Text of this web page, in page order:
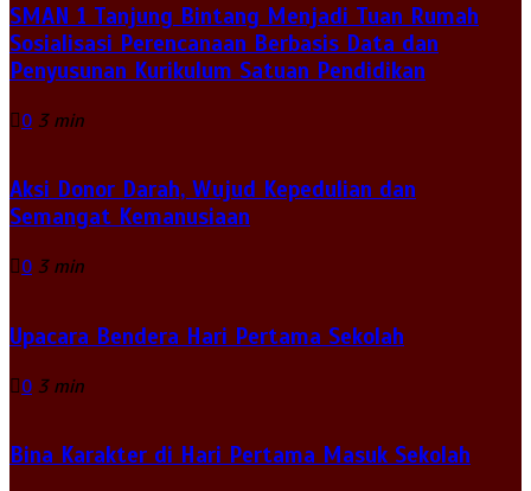
SMAN 1 Tanjung Bintang Menjadi Tuan Rumah
Sosialisasi Perencanaan Berbasis Data dan
Penyusunan Kurikulum Satuan Pendidikan
0 3 min
Aksi Donor Darah, Wujud Kepedulian dan
Semangat Kemanusiaan
0 3 min
Upacara Bendera Hari Pertama Sekolah
0 3 min
Bina Karakter di Hari Pertama Masuk Sekolah